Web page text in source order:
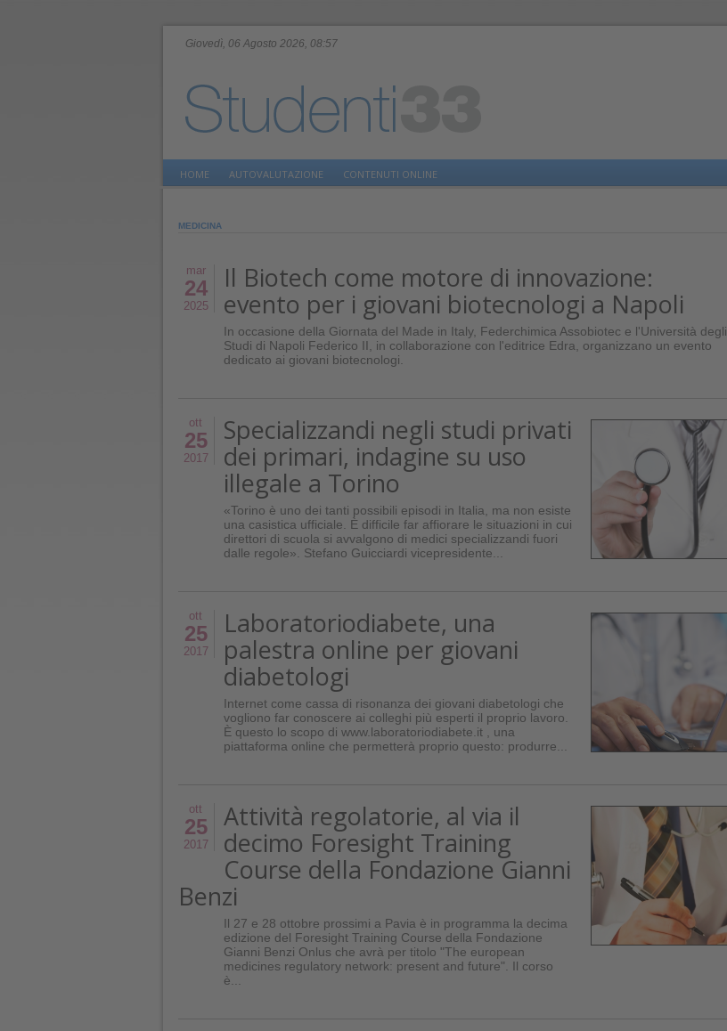
Giovedì, 06 Agosto 2026, 08:57
HOME AUTOVALUTAZIONE CONTENUTI ONLINE
MEDICINA
mar
24
2025
Il Biotech come motore di innovazione:
evento per i giovani biotecnologi a Napoli
In occasione della Giornata del Made in Italy, Federchimica Assobiotec e l'Università degli
Studi di Napoli Federico II, in collaborazione con l'editrice Edra, organizzano un evento
dedicato ai giovani biotecnologi.
ott
25
2017
Specializzandi negli studi privati
dei primari, indagine su uso
illegale a Torino
«Torino è uno dei tanti possibili episodi in Italia, ma non esiste
una casistica ufficiale. È difficile far affiorare le situazioni in cui
direttori di scuola si avvalgono di medici specializzandi fuori
dalle regole». Stefano Guicciardi vicepresidente...
ott
25
2017
Laboratoriodiabete, una
palestra online per giovani
diabetologi
Internet come cassa di risonanza dei giovani diabetologi che
vogliono far conoscere ai colleghi più esperti il proprio lavoro.
È questo lo scopo di www.laboratoriodiabete.it , una
piattaforma online che permetterà proprio questo: produrre...
ott
25
2017
Attività regolatorie, al via il
decimo Foresight Training
Course della Fondazione Gianni
Benzi
Il 27 e 28 ottobre prossimi a Pavia è in programma la decima
edizione del Foresight Training Course della Fondazione
Gianni Benzi Onlus che avrà per titolo "The european
medicines regulatory network: present and future". Il corso
è...